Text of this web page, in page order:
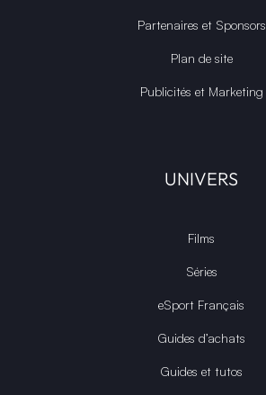
Partenaires et Sponsors
Plan de site
Publicités et Marketing
UNIVERS
Films
Séries
eSport Français
Guides d’achats
Guides et tutos